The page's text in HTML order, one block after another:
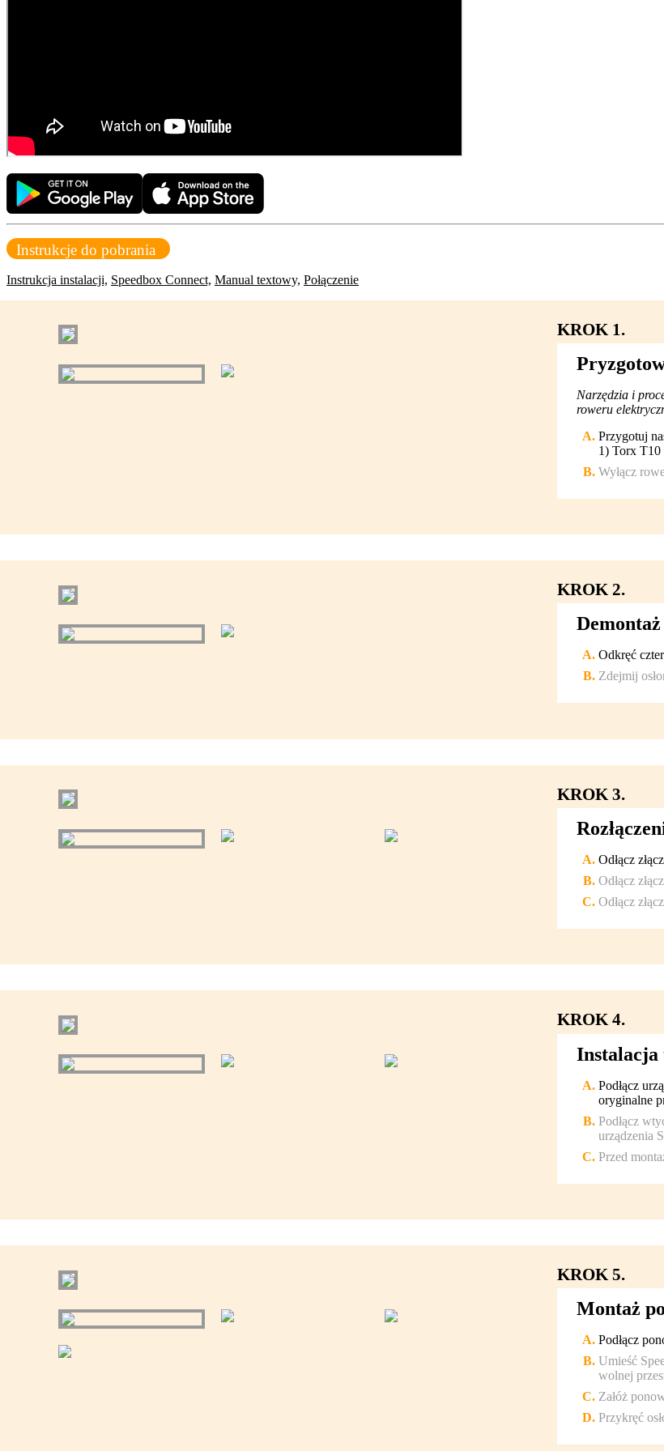
Instrukcje do pobrania
Instrukcja instalacji, Speedbox Connect, Manual textowy, Połączenie
KROK 1.
Narzędzia i
roweru
Przygotuj
1) Torx T10
Wyłącz
KROK 2.
Odkręć
Zdejmij
KROK 3.
Odłącz
Odłącz
Odłącz
KROK 4.
Instalacja
Podłącz
oryginalne
Podłącz
urządzenia
Przed
KROK 5.
Montaż
Podłącz
Umieść
wolnej
Załóż
Przykręć